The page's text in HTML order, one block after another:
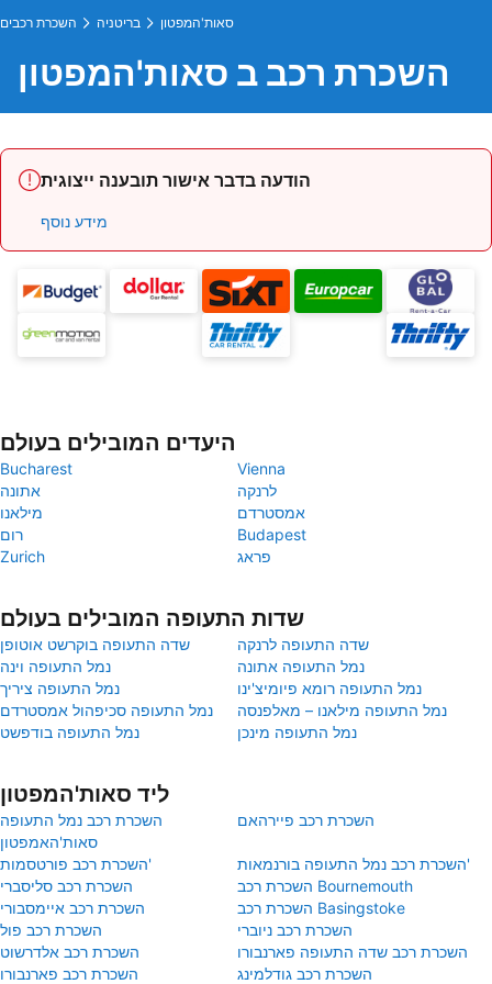
השכרת רכבים בריטניה סאות'המפטון
השכרת רכב ב סאות'המפטון
הודעה בדבר אישור תובענה ייצוגית
מידע נוסף
היעדים המובילים בעולם
Bucharest
Vienna
אתונה
לרנקה
מילאנו
אמסטרדם
רום
Budapest
Zurich
פראג
שדות התעופה המובילים בעולם
שדה התעופה בוקרשט אוטופן
שדה התעופה לרנקה
נמל התעופה וינה
נמל התעופה אתונה
נמל התעופה ציריך
נמל התעופה רומא פיומיצ'ינו
נמל התעופה סכיפהול אמסטרדם
נמל התעופה מילאנו – מאלפנסה
נמל התעופה בודפשט
נמל התעופה מינכן
ליד סאות'המפטון
השכרת רכב נמל התעופה
סאות'האמפטון
השכרת רכב פיירהאם
השכרת רכב פורטסמות'
השכרת רכב נמל התעופה בורנמאות'
השכרת רכב סליסברי
השכרת רכב Bournemouth
השכרת רכב איימסבורי
השכרת רכב Basingstoke
השכרת רכב פול
השכרת רכב ניוברי
השכרת רכב אלדרשוט
השכרת רכב שדה התעופה פארנבורו
השכרת רכב פארנבורו
השכרת רכב גודלמינג